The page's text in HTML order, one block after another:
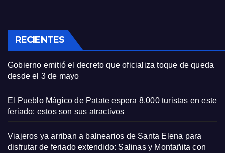
RECIENTES
Gobierno emitió el decreto que oficializa toque de queda
desde el 3 de mayo
El Pueblo Mágico de Patate espera 8.000 turistas en este
feriado: estos son sus atractivos
Viajeros ya arriban a balnearios de Santa Elena para
disfrutar de feriado extendido: Salinas y Montañita con